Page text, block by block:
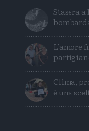
Stasera a Folgaria il docufilm sul
L’amore
Clima,
è una